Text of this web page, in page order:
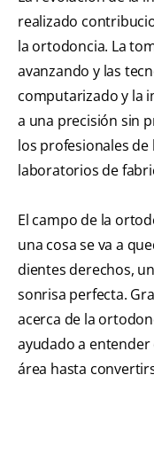
realizado
la ortodoncia. La
avanzando y las
computarizado y la
a una precisión sin
los profesionales de
laboratorios de
El campo de la
una cosa se va a
dientes derechos,
sonrisa perfecta.
acerca de la
ayudado a
área hasta